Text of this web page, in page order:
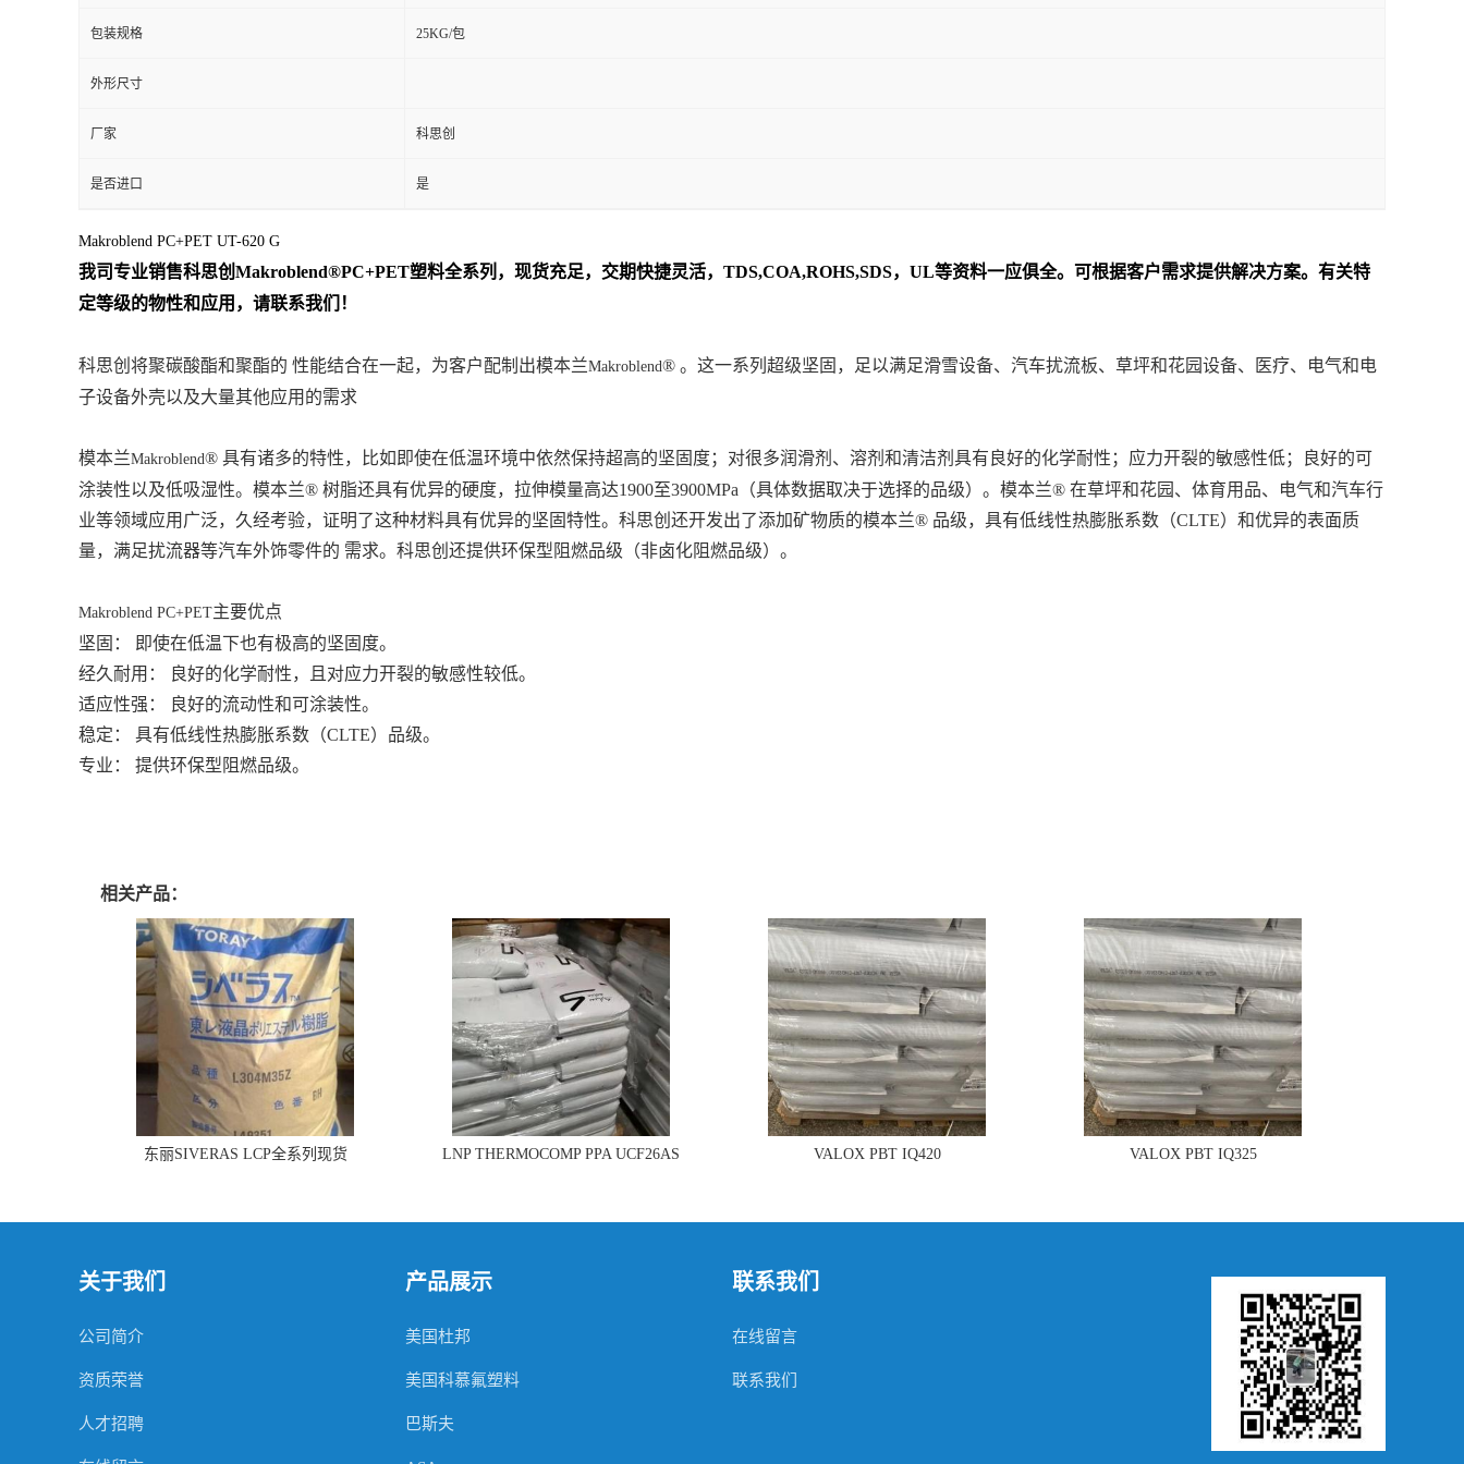
包装规格 25KG/包
外形尺寸
厂家 科思创
是否进口 是
Makroblend PC+PET UT-620 G
我司专业销售科思创 Makroblend®PC+PET塑料全系列 ，现货充足，交期快捷灵活，TDS,COA,ROHS,SDS，UL等资料一应俱全。可根据客户需求提供解决方案。 有关特
定等级的物性和应用，请联系我们！
科思创将聚碳酸酯和聚酯的 性能结合在一起，为客户配制出模本兰Makroblend® 。这一系列超级坚固，足以满足滑雪设备、汽车扰流板、草坪和花园设备、医疗、电气和电
子设备外壳以及大量其他应用的需求
模本兰Makroblend® 具有诸多的特性，比如即使在低温环境中依然保持超高的坚固度；对很多润滑剂、溶剂和清洁剂具有良好的化学耐性；应力开裂的敏感性低；良好的可
涂装性以及低吸湿性。模本兰® 树脂还具有优异的硬度，拉伸模量高达1900至3900MPa（具体数据取决于选择的品级）。模本兰® 在草坪和花园、体育用品、电气和汽车行
业等领域应用广泛，久经考验，证明了这种材料具有优异的坚固特性。科思创还开发出了添加矿物质的模本兰® 品级，具有低线性热膨胀系数（CLTE）和优异的表面质
量，满足扰流器等汽车外饰零件的 需求。科思创还提供环保型阻燃品级（非卤化阻燃品级）。
Makroblend PC+PET主要优点
坚固： 即使在低温下也有极高的坚固度。
经久耐用： 良好的化学耐性，且对应力开裂的敏感性较低。
适应性强： 良好的流动性和可涂装性。
稳定： 具有低线性热膨胀系数（CLTE）品级。
专业： 提供环保型阻燃品级。
相关产品：
东丽SIVERAS LCP全系列现货 LNP THERMOCOMP PPA UCF26AS VALOX PBT IQ420 VALOX PBT IQ325
关于我们
公司简介
资质荣誉
人才招聘
产品展示
美国杜邦
美国科慕氟塑料
巴斯夫
联系我们
在线留言
联系我们